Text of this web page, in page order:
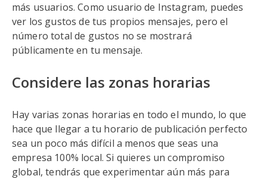
más usuarios. Como usuario de Instagram, puedes
ver los gustos de tus propios mensajes, pero el
número total de gustos no se mostrará
públicamente en tu mensaje.
Considere las zonas horarias
Hay varias zonas horarias en todo el mundo, lo que
hace que llegar a tu horario de publicación perfecto
sea un poco más difícil a menos que seas una
empresa 100% local. Si quieres un compromiso
global, tendrás que experimentar aún más para